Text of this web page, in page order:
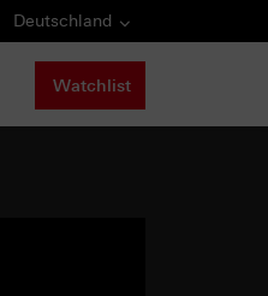
Deutschland
Watchlist